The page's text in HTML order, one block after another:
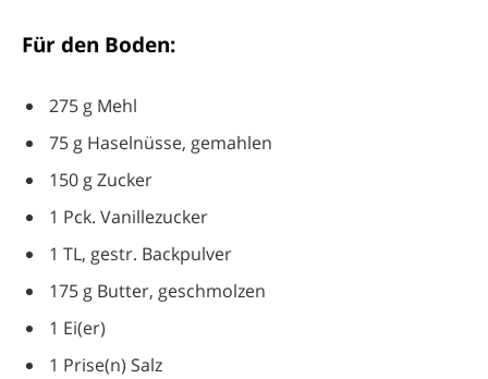
Für den Boden:
275 g Mehl
75 g Haselnüsse, gemahlen
150 g Zucker
1 Pck. Vanillezucker
1 TL, gestr. Backpulver
175 g Butter, geschmolzen
1 Ei(er)
1 Prise(n) Salz